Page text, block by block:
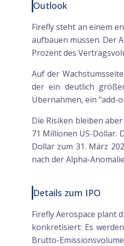
Outlook
Firefly steht an einem
aufbauen müssen. Der
Prozent des
Auf der
der ein deutlich
Übernahmen, ein "add-
Die Risiken bleiben
71 Millionen US-Dollar.
Dollar zum 31. März
nach der Alpha-
Details zum IPO
Firefly Aerospace plant
konkretisiert: Es
Brutto-